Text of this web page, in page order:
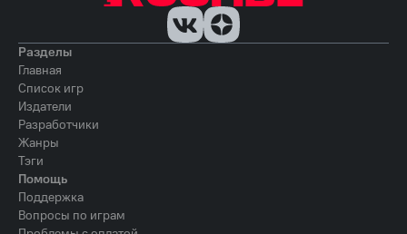
Разделы
Главная
Список игр
Издатели
Разработчики
Жанры
Тэги
Помощь
Поддержка
Вопросы по играм